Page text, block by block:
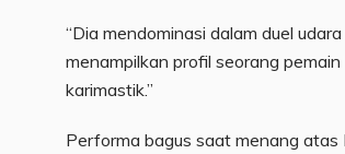
“Dia mendominasi dalam duel
menampilkan profil seorang
karimastik.”
Performa bagus saat menang atas